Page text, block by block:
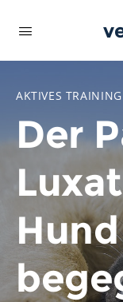
AKTIVES
Der